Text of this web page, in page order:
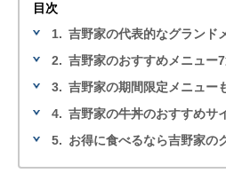
目次
1. 吉野家の代表的なグランド
2. 吉野家のおすすめメニュー
3. 吉野家の期間限定メニュー
4. 吉野家の牛丼のおすすめサ
5. お得に食べるなら吉野家の